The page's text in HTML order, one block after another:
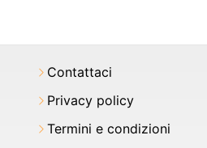
Contattaci
Privacy policy
Termini e condizioni